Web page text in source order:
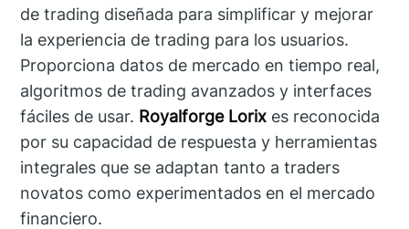
de trading diseñada para simplificar y mejorar
la experiencia de trading para los usuarios.
Proporciona datos de mercado en tiempo real,
algoritmos de trading avanzados y interfaces
fáciles de usar. Royalforge Lorix es reconocida
por su capacidad de respuesta y herramientas
integrales que se adaptan tanto a traders
novatos como experimentados en el mercado
financiero.